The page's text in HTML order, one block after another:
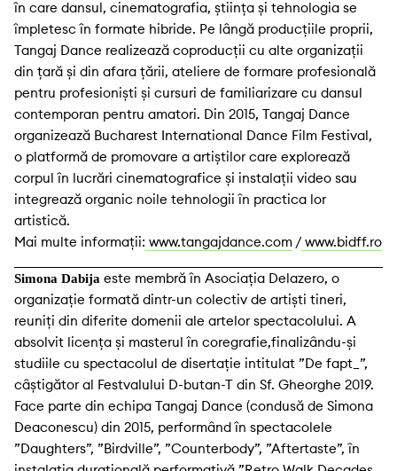
în care dansul, cinematografia, știința și tehnologia se
împletesc în formate hibride. Pe lângă producțiile proprii,
Tangaj Dance realizează coproducții cu alte organizații
din țară și din afara țării, ateliere de formare profesională
pentru profesioniști și cursuri de familiarizare cu dansul
contemporan pentru amatori. Din 2015, Tangaj Dance
organizează Bucharest International Dance Film Festival,
o platformă de promovare a artiștilor care explorează
corpul în lucrări cinematografice și instalații video sau
integrează organic noile tehnologii în practica lor
artistică.
Mai multe informații: www.tangajdance.com /www.bidff.ro
Simona Dabija este membră în Asociaţia Delazero, o
organizaţie formată dintr-un colectiv de artiști tineri,
reuniți din diferite domenii ale artelor spectacolului. A
absolvit licența și masterul în coregrafie,finalizându-și
studiile cu spectacolul de disertație intitulat ”De fapt_”,
câștigător al Festvalului D-butan-T din Sf. Gheorghe 2019.
Face parte din echipa Tangaj Dance (condusă de Simona
Deaconescu) din 2015, performând în spectacolele
”Daughters”, ”Birdville”, ”Counterbody”, ”Aftertaste”, în